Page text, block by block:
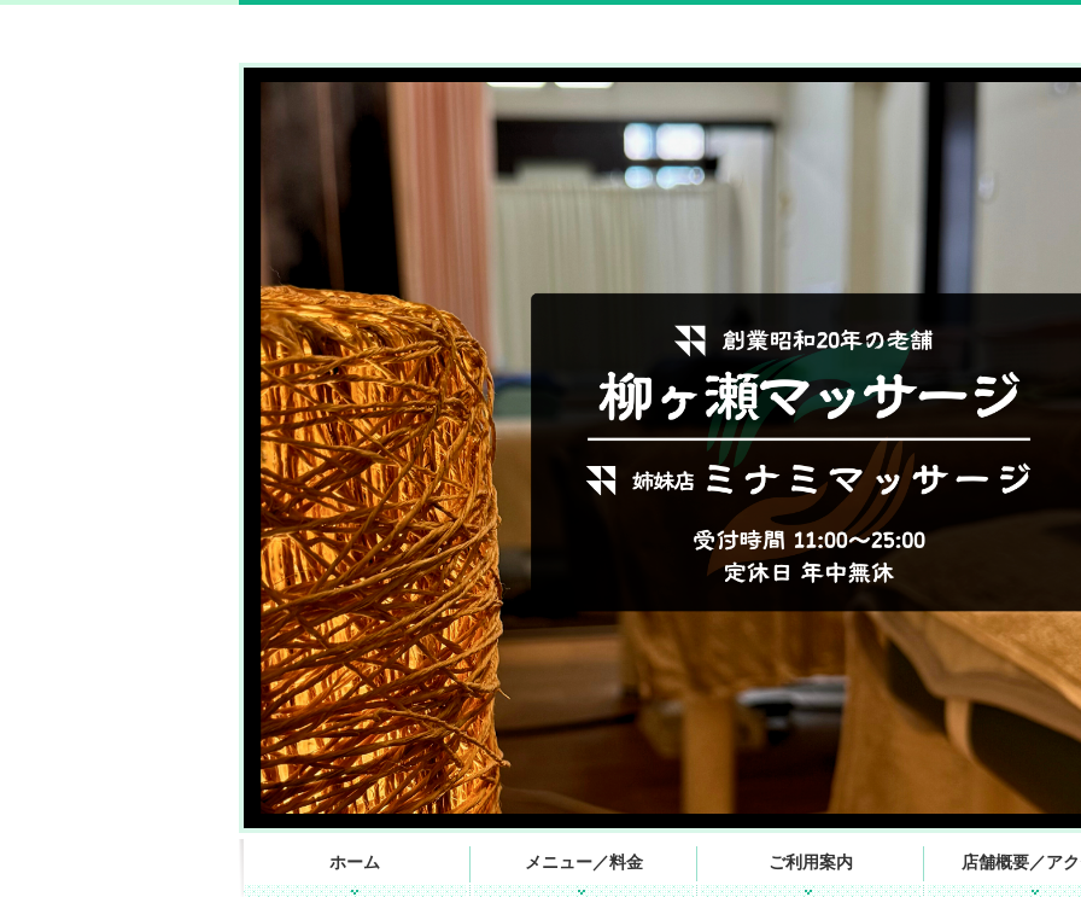
ホーム メニュー／料金 ご利用案内 店舗概要／ア